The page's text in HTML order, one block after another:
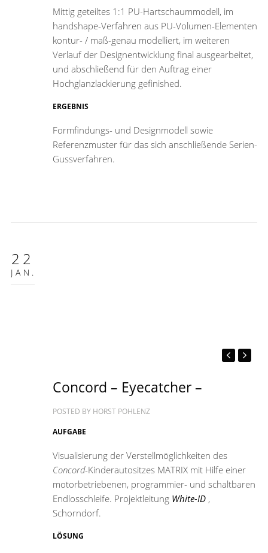
Mittig geteiltes 1:1 PU-Hartschaummodell, im
handshape-Verfahren aus PU-Volumen-Elementen
kontur- / maß-genau modelliert, im weiteren
Verlauf der Designentwicklung final ausgearbeitet,
und abschließend für den Auftrag einer
Hochglanzlackierung gefinished.
ERGEBNIS
Formfindungs- und Designmodell sowie
Referenzmuster für das sich anschließende Serien-
Gussverfahren.
22
JAN.
Concord – Eyecatcher –
POSTED BY HORST POHLENZ
AUFGABE
Visualisierung der Verstellmöglichkeiten des
Concord-Kinderautositzes MATRIX mit Hilfe einer
motorbetriebenen, programmier- und schaltbaren
Endlosschleife. Projektleitung White-ID,
Schorndorf.
LÖSUNG